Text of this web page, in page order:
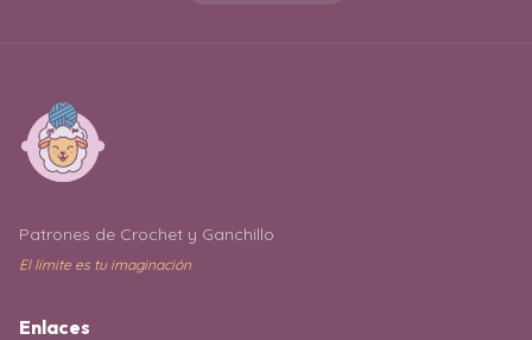
Patrones de Crochet y Ganchillo
El límite es tu imaginación
Enlaces